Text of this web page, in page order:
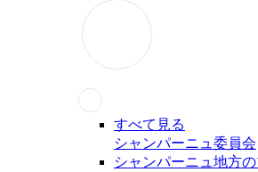
すべて見る
シャンパーニュ委員会
シャンパーニュ地方